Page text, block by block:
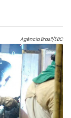
Agência Brasil/EBC